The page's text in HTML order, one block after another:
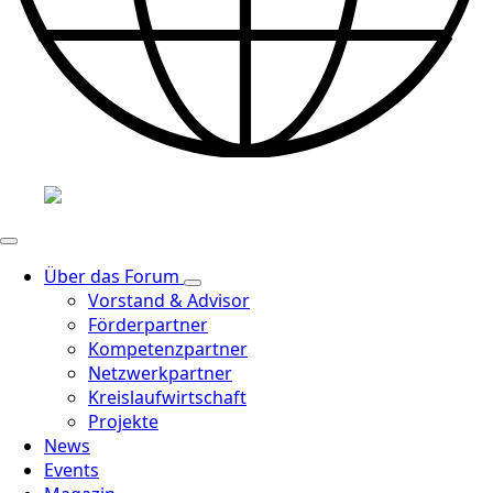
Über das Forum
Vorstand & Advisor
Förderpartner
Kompetenzpartner
Netzwerkpartner
Kreislaufwirtschaft
Projekte
News
Events